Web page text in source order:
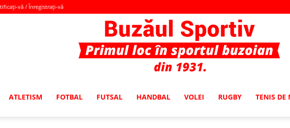
vă / Înregistrați-vă
ATLETISM FOTBAL FUTSAL HANDBAL VOLEI RUGBY TENIS DE